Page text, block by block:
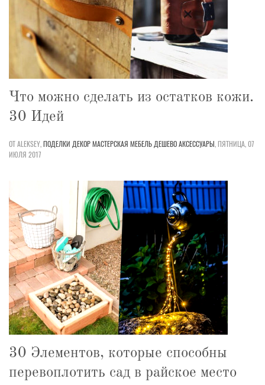
Что можно сделать из остатков кожи.
30 Идей
ОТ ALEKSEY,ПОДЕЛКИ ДЕКОРМАСТЕРСКАЯ МЕБЕЛЬ ДЕШЕВОАКСЕССУАРЫ,ПЯТНИЦА, 07
ИЮЛЯ 2017
30 Элементов, которые способны
перевоплотить сад в райское место